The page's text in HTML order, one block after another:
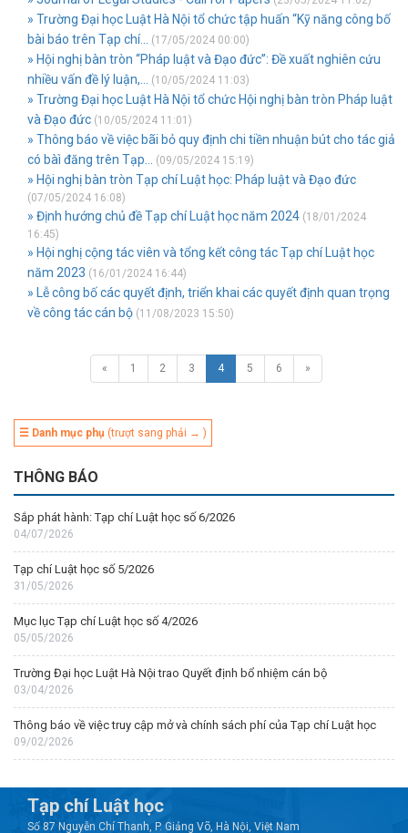
» Trường Đại học Luật Hà Nội tổ chức tập huấn “Kỹ năng công bố
bài báo trên Tạp chí...
(17/05/2024 00:00)
» Hội nghị bàn tròn “Pháp luật và Đạo đức”: Đề xuất nghiên cứu
nhiều vấn đề lý luận,...
(10/05/2024 11:03)
» Trường Đại học Luật Hà Nội tổ chức Hội nghị bàn tròn Pháp luật
và Đạo đức (10/05/2024 11:01)
» Thông báo về việc bãi bỏ quy định chi tiền nhuận bút cho tác giả
có bàì đăng trên Tạp...
(09/05/2024 15:19)
» Hội nghị bàn tròn Tạp chí Luật học: Pháp luật và Đạo đức
(07/05/2024 16:08)
» Định hướng chủ đề Tạp chí Luật học năm 2024 (18/01/2024
16:45)
» Hội nghị cộng tác viên và tổng kết công tác Tạp chí Luật học
năm 2023 (16/01/2024 16:44)
» Lễ công bố các quyết định, triển khai các quyết định quan trọng
về công tác cán bộ (11/08/2023 15:50)
« 1 2 3 4 5 6 »
☰ Danh mục phụ (trượt sang phải → )
THÔNG BÁO
Sắp phát hành: Tạp chí Luật học số 6/2026
04/07/2026
Tạp chí Luật học số 5/2026
31/05/2026
Mục lục Tạp chí Luật học số 4/2026
05/05/2026
Trường Đại học Luật Hà Nội trao Quyết định bổ nhiệm cán bộ
03/04/2026
Thông báo về việc truy cập mở và chính sách phí của Tạp chí Luật học
09/02/2026
Tạp chí Luật học
Số 87 Nguyễn Chí Thanh, P. Giảng Võ, Hà Nội, Việt Nam